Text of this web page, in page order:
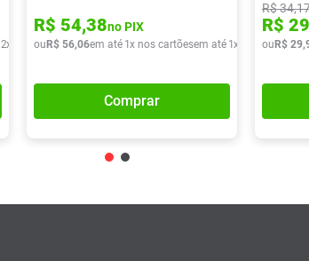
2x de R$ 39,43
R$ 54,38no PIX
ou R$ 56,06em até 1x nos cartõesem até 1x de R$ 56,06
Comprar
R$34,
R$ 29
ou R$ 29,